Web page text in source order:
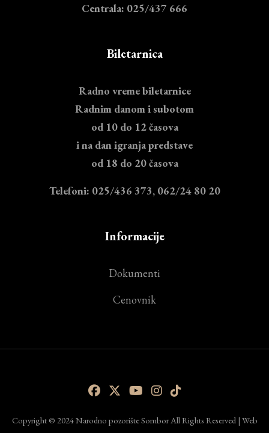
Centrala: 025/437 666
Biletarnica
Radno vreme biletarnice
Radnim danom i subotom
od 10 do 12 časova
i na dan igranja predstave
od 18 do 20 časova
Telefoni: 025/436 373, 062/24 80 20
Informacije
Dokumenti
Cenovnik
Copyright © 2024 Narodno pozorište Sombor All Rights Reserved | Web